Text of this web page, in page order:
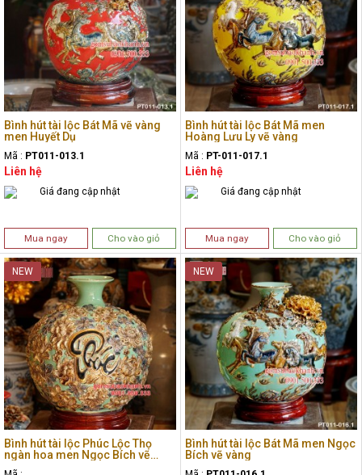
Bình hút tài lộc Bát Mã vẽ vàng
men Huyết Dụ
Mã : PT011-013.1
Liên hệ
Giá đang cập nhật
Mua ngay Cho vào giỏ
Bình hút tài lộc Bát Mã men
Hoàng Lưu Ly vẽ vàng
Mã : PT-011-017.1
Liên hệ
Giá đang cập nhật
Mua ngay Cho vào giỏ
Bình hút tài lộc Phúc Lộc Thọ
ngàn hoa men Ngọc Bích vẽ
NEW
Bình hút tài lộc Bát Mã men Ngọc
Bích vẽ vàng
NEW